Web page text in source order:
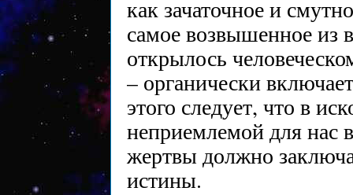
как зачаточное и
самое возвышенное из
открылось
– органически
этого следует, что в
неприемлемой для нас
жертвы должно
истины.